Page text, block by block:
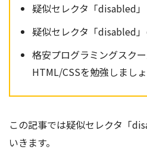
疑似セレクタ「disabled」
疑似セレクタ「disabled
格安プログラミングスク
HTML/CSSを勉強しまし
この記事では疑似セレクタ「
いきます。